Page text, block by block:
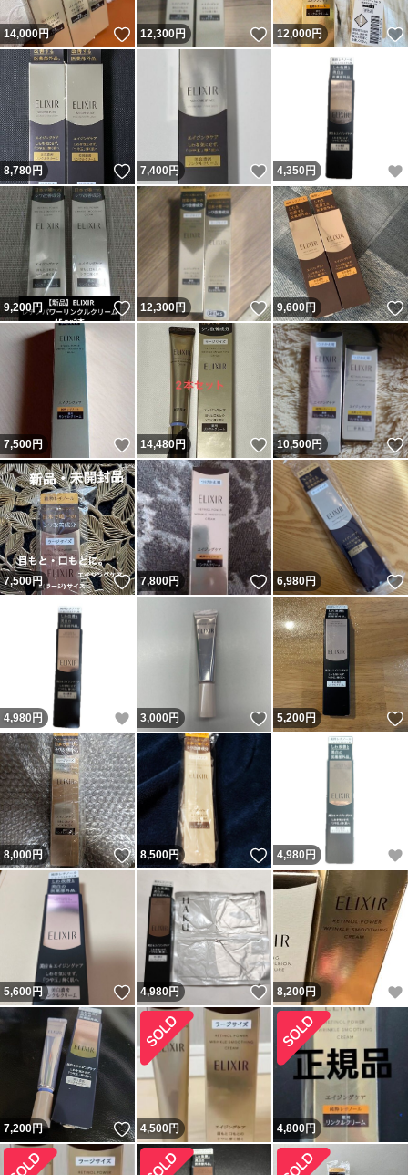
14,000円 いいね！
12,300円 いいね！
12,000円
8,780円 いいね！
7,400円 いいね！
4,350 円
9,200円 いいね！
12,300円 いいね！
9,600円
7,500円 いいね！
14,480円 いいね！
10,500円
7,500円 いいね！
7,800円 いいね！
6,980円
4,980 円 いいね！
3,000円 いいね！
5,200円
8,000円 いいね！
8,500円 いいね！
4,980 円
5,600円 いいね！
4,980円 いいね！
8,200円
7,200円 いいね！
4,500円 4,800円